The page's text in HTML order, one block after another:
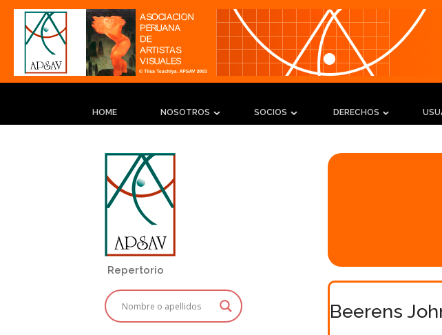
HOME NOSOTROS SOCIOS DERECHOS
Repertorio
Beerens